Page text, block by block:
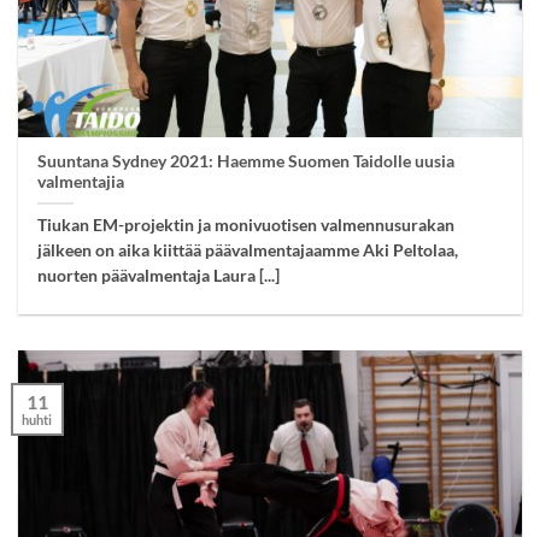
Suuntana Sydney 2021: Haemme Suomen Taidolle uusia
valmentajia
Tiukan EM-projektin ja monivuotisen valmennusurakan
jälkeen on aika kiittää päävalmentajaamme Aki Peltolaa,
nuorten päävalmentaja Laura [...]
11
huhti